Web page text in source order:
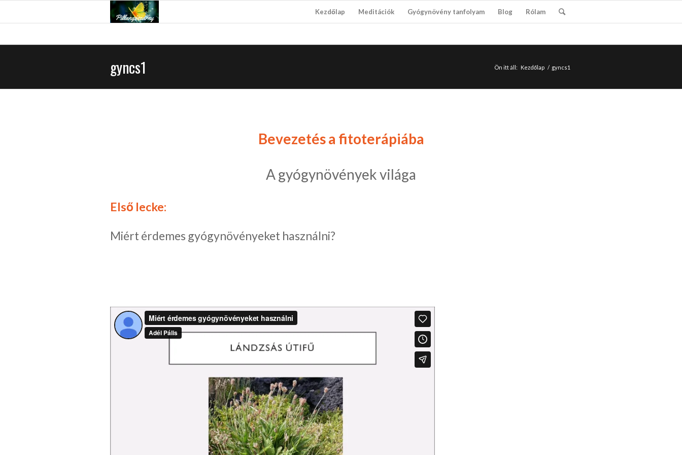
Kezdőlap Meditációk Gyógynövény tanfolyam Blog Rólam
gyncs1 Ön itt áll: Kezdőlap / gyncs1
Bevezetés a fitoterápiába
A gyógynövények világa
Első lecke:
Miért érdemes gyógynövényeket használni?